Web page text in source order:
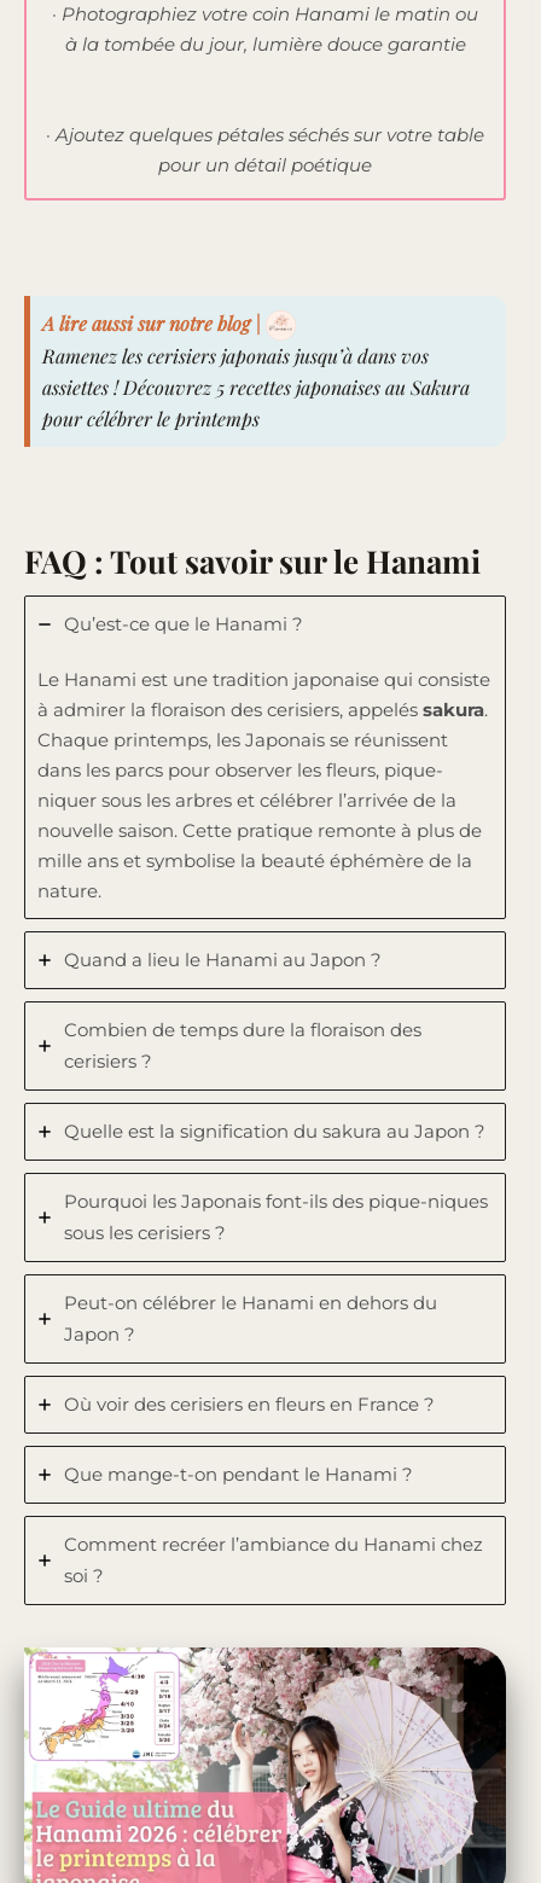
· Photographiez votre coin Hanami le matin ou
à la tombée du jour, lumière douce garantie
· Ajoutez quelques pétales séchés sur votre table
pour un détail poétique
A lire aussi sur notre blog |
Ramenez les cerisiers japonais jusqu’à dans vos
assiettes !Découvrez 5 recettes japonaises au Sakura
pour célébrer le printemps
FAQ : Tout savoir sur le Hanami
Qu’est-ce que le Hanami ?
Le Hanami est une tradition japonaise qui consiste
à admirer la floraison des cerisiers, appelés sakura.
Chaque printemps, les Japonais se réunissent
dans les parcs pour observer les fleurs, pique-
niquer sous les arbres et célébrer l’arrivée de la
nouvelle saison. Cette pratique remonte à plus de
mille ans et symbolise la beauté éphémère de la
nature.
Quand a lieu le Hanami au Japon ?
Combien de temps dure la floraison des
cerisiers ?
Quelle est la signification du sakura au Japon ?
Pourquoi les Japonais font-ils des pique-niques
sous les cerisiers ?
Peut-on célébrer le Hanami en dehors du
Japon ?
Où voir des cerisiers en fleurs en France ?
Que mange-t-on pendant le Hanami ?
Comment recréer l’ambiance du Hanami chez
soi ?